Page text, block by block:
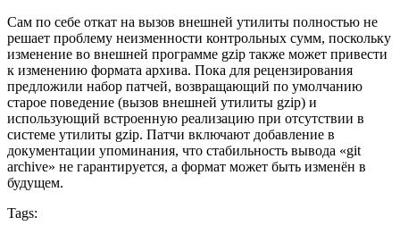
Сам по себе откат на вызов внешней утилиты полностью не
решает проблему неизменности контрольных сумм, поскольку
изменение во внешней программе gzip также может привести
к изменению формата архива. Пока для рецензирования
предложили набор патчей, возвращающий по умолчанию
старое поведение (вызов внешней утилиты gzip) и
использующий встроенную реализацию при отсутствии в
системе утилиты gzip. Патчи включают добавление в
документации упоминания, что стабильность вывода «git
archive» не гарантируется, а формат может быть изменён в
будущем.
Tags: